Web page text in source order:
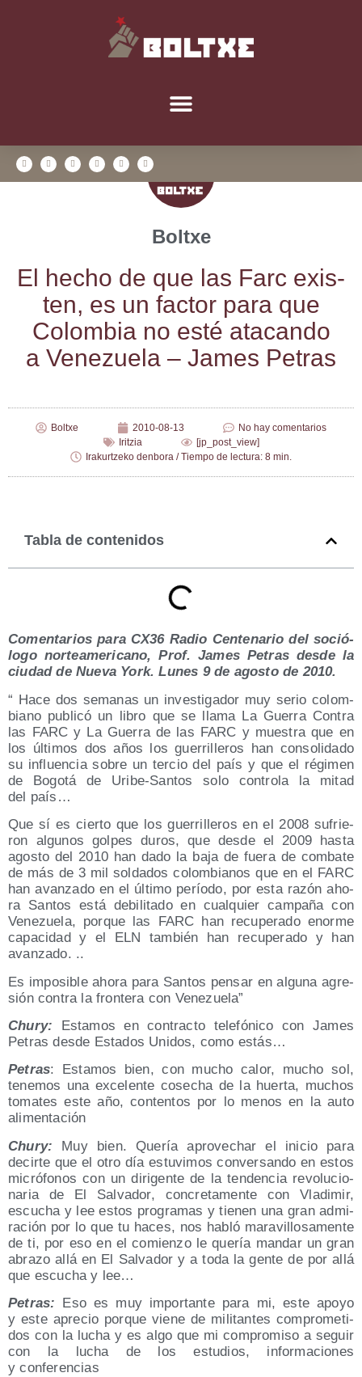
Boltxe
El hecho de que las Farc exis­
ten, es un fac­tor para que
Colom­bia no esté ata­can­do
a Vene­zue­la – James Petras
Boltxe 2010-08-13
No hay comentarios
Iritzia
[jp_post_view]
Irakurtzeko denbora / Tiempo de lectura: 8 min.
Tabla de contenidos
Comen­ta­rios para CX36 Radio Cen­te­na­rio del soció­
lo­go nor­te­ame­ri­cano, Prof. James Petras des­de la
ciu­dad de Nue­va York. Lunes 9 de agos­to de 2010.
“ Hace dos sema­nas un inves­ti­ga­dor muy serio colom­
biano publi­có un libro que se lla­ma La Gue­rra Con­tra
las FARC y La Gue­rra de las FARC y mues­tra que en
los últi­mos dos años los gue­rri­lle­ros han con­so­li­da­do
su influen­cia sobre un ter­cio del país y que el régi­men
de Bogo­tá de Uri­be-San­tos solo con­tro­la la mitad
del país…
Que sí es cier­to que los gue­rri­lle­ros en el 2008 sufrie­
ron algu­nos gol­pes duros, que des­de el 2009 has­ta
agos­to del 2010 han dado la baja de fue­ra de com­ba­te
de más de 3 mil sol­da­dos colom­bia­nos que en el FARC
han avan­za­do en el últi­mo perío­do, por esta razón aho­
ra San­tos está debi­li­ta­do en cual­quier cam­pa­ña con
Vene­zue­la, por­que las FARC han recu­pe­ra­do enor­me
capa­ci­dad y el ELN tam­bién han recu­pe­ra­do y han
avanzado. ..
Es impo­si­ble aho­ra para San­tos pen­sar en algu­na agre­
sión con­tra la fron­te­ra con Venezuela”
Chury: Esta­mos en con­trac­to tele­fó­ni­co con James
Petras des­de Esta­dos Uni­dos, como estás…
Petras: Esta­mos bien, con mucho calor, mucho sol,
tene­mos una exce­len­te cose­cha de la huer­ta, muchos
toma­tes este año, con­ten­tos por lo menos en la auto
alimentación
Chury: Muy bien. Que­ría apro­ve­char el ini­cio para
decir­te que el otro día estu­vi­mos con­ver­san­do en estos
micró­fo­nos con un diri­gen­te de la ten­den­cia revo­lu­cio­
na­ria de El Sal­va­dor, con­cre­ta­men­te con Vla­di­mir,
escu­cha y lee estos pro­gra­mas y tie­nen una gran admi­
ra­ción por lo que tu haces, nos habló mara­vi­llo­sa­men­te
de ti, por eso en el comien­zo le que­ría man­dar un gran
abra­zo allá en El Sal­va­dor y a toda la gen­te de por allá
que escu­cha y lee…
Petras: Eso es muy impor­tan­te para mi, este apo­yo
y este apre­cio por­que vie­ne de mili­tan­tes com­pro­me­ti­
dos con la lucha y es algo que mi com­pro­mi­so a seguir
con la lucha de los estu­dios, infor­ma­cio­nes
y conferencias